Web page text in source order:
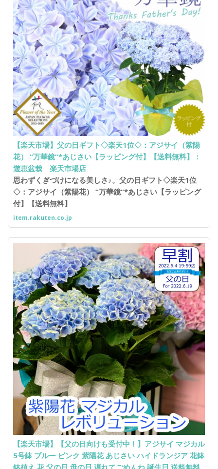
【楽天市場】父の日ギフト◇楽天1位◇：アジサイ（紫陽
花） “万華鏡”*あじさい【ラッピング付】【送料無料】：
遊恵盆栽 楽天市場店
思わずくぎづけになる美しさ♪。父の日ギフト◇楽天1位
◇：アジサイ（紫陽花） “万華鏡”*あじさい【ラッピング
付】【送料無料】
item.rakuten.co.jp
【楽天市場】【父の日向けも受付中！】アジサイ マジカル
5号鉢 ブルー ピンク 紫陽花 あじさい ハイドランジア 花鉢
鉢植え 花 父の日 母の日 遅れてごめんね 誕生日 送料無料